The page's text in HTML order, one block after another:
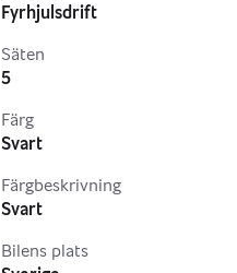
Fyrhjulsdrift
Säten
5
Färg
Svart
Färgbeskrivning
Svart
Bilens plats